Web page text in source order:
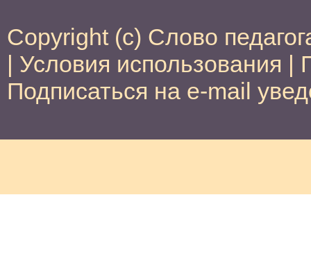
Copyright (c) Слово
| Условия использования |
Подписаться на e-mail